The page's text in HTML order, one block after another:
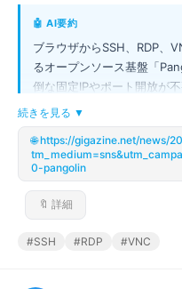
🤖 AI要約
ブラウザからSSH、RDP、
るオープンソース基盤「
倒な固定IPやポート開放が
に各種サーバーにアクセス
でき、さらに外部に公開し
ライアント経由で保護でき
セルフホストが可能なので
理者にとって、これ以上の
続きを見る ▼
🌐 https://gigazine.net/news/
0-pangolin
🔖 詳細
#SSH #RDP #VNC